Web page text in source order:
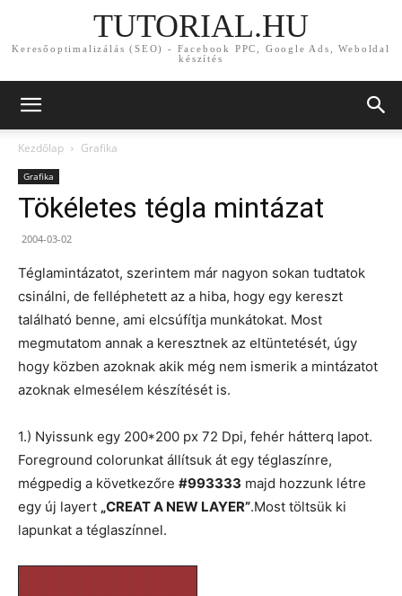
TUTORIAL.HU
Keresőoptimalizálás (SEO) - Facebook PPC, Google Ads, Weboldal
készítés
Kezdőlap Grafika
Grafika
Tökéletes tégla mintázat
2004-03-02
Téglamintázatot, szerintem már nagyon sokan tudtatok
csinálni, de felléphetett az a hiba, hogy egy kereszt
található benne, ami elcsúfítja munkátokat. Most
megmutatom annak a keresztnek az eltüntetését, úgy
hogy közben azoknak akik még nem ismerik a mintázatot
azoknak elmesélem készítését is.
1.) Nyissunk egy 200*200 px 72 Dpi, fehér hátterq lapot.
Foreground colorunkat állítsuk át egy téglaszínre,
mégpedig a következőre #993333 majd hozzunk létre
egy új layert „CREAT A NEW LAYER”.Most töltsük ki
lapunkat a téglaszínnel.